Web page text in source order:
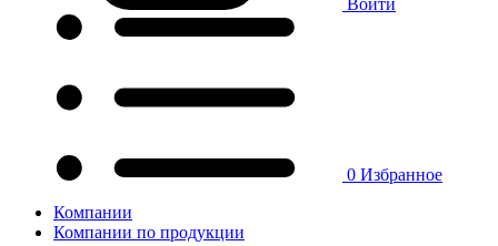
Войти
0 Избранное
Компании
Компании по продукции